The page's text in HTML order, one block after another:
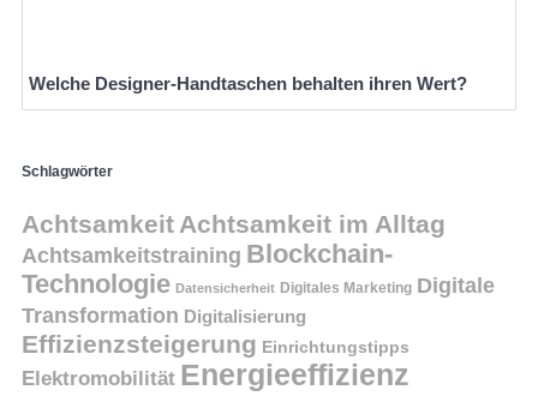
Welche Designer-Handtaschen behalten ihren Wert?
Schlagwörter
AchtsamkeitAchtsamkeit im Alltag
Achtsamkeitstraining Blockchain-
Technologie Datensicherheit Digitales Marketing Digitale
Transformation Digitalisierung
Effizienzsteigerung Einrichtungstipps
Elektromobilität Energieeffizienz